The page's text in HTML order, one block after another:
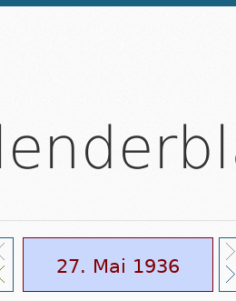
27. Mai 1936